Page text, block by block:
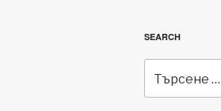
SEARCH
за: